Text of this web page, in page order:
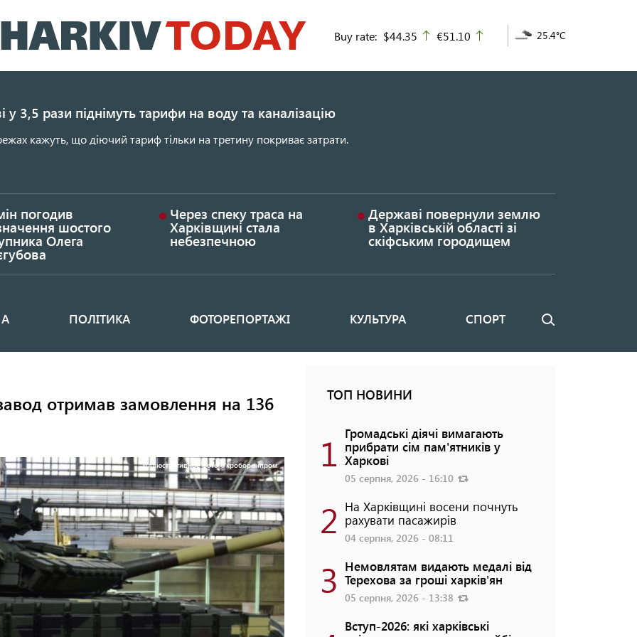
до
основного
Buy rate: $44.35 up
€51.10 25.4°C
у 3,5 рази піднімуть тарифи на воду та каналізацію
кажуть, що діючий тариф тільки на третину покриває затрати.
погодив
шостого
Олега
Через спеку траса на
Харківщині стала
небезпечною
Державі повернули землю
в Харківській області зі
скіфським городищем
ПОЛІТИКА ФОТОРЕПОРТАЖІ КУЛЬТУРА СПОРТ Пошук
отримав замовлення на 136
Иллюстративное фото: Укроборонпром
ТОП НОВИНИ
1 Громадські діячі вимагають
прибрати сім пам'ятників у
Харкові
05 серпня, 2026 - 16:10
2 На Харківщині восени почнуть
рахувати пасажирів
04 серпня, 2026 - 08:11
3 Немовлятам видають медалі від
Терехова за гроші харків'ян
05 серпня, 2026 - 13:38
Вступ-2026: які харківські